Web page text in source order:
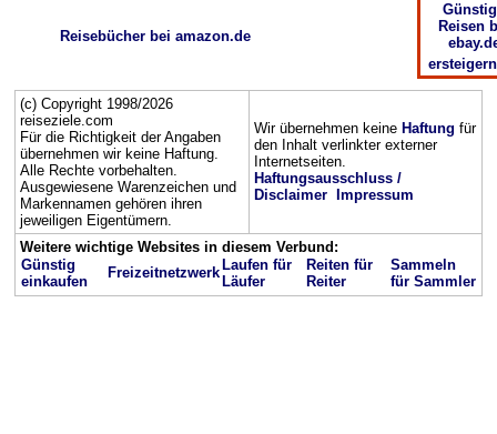
Reisebücher bei amazon.de
Reisen
ersteigern
(c) Copyright 1998/2026
reiseziele.com
Für die Richtigkeit der Angaben
übernehmen wir keine Haftung.
Alle Rechte vorbehalten.
Ausgewiesene Warenzeichen und
Markennamen gehören ihren
jeweiligen Eigentümern.
Wir übernehmen keine Haftung für
den Inhalt verlinkter externer
Internetseiten.
Haftungsausschluss /
Disclaimer
Impressum
Weitere wichtige Websites in diesem Verbund:
Günstig
einkaufen
Freizeitnetzwerk Laufen für
Läufer
Reiten für
Reiter
Sammeln
für Sammler